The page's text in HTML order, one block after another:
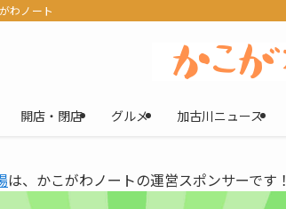
わノート
開店・閉店 グルメ 加古川ニュース
は、かこがわノートの運営スポンサーです！